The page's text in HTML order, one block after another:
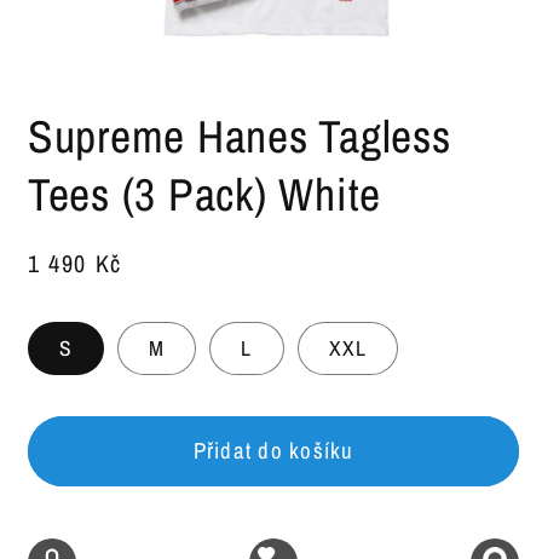
1
v
modálním
okně
Supreme Hanes Tagless
Tees (3 Pack) White
SKU:
Běžná
1 490 Kč
S M L XXL
Přidat do košíku